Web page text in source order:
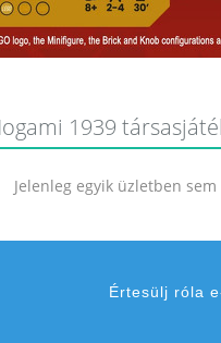
1939
Jelenleg egyik üzletben
Értesülj róla